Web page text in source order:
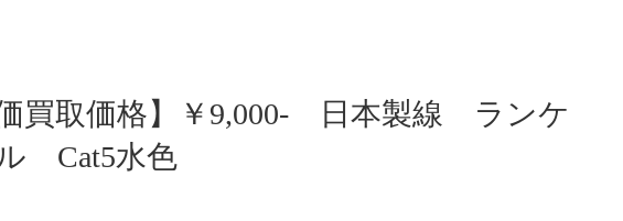
買取価格】￥9,000- 日本製線 ランケ
Cat5水色